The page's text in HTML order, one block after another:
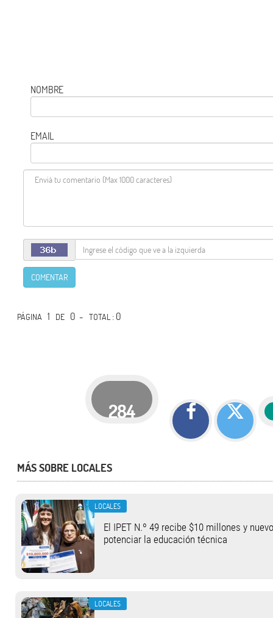
NOMBRE
EMAIL
COMENTAR
PÁGINA 1 DE 0 -TOTAL: 0
284
MÁS SOBRE LOCALES
LOCALES
El IPET N.º 49 recibe $10 millones y
potenciar la educación técnica
LOCALES